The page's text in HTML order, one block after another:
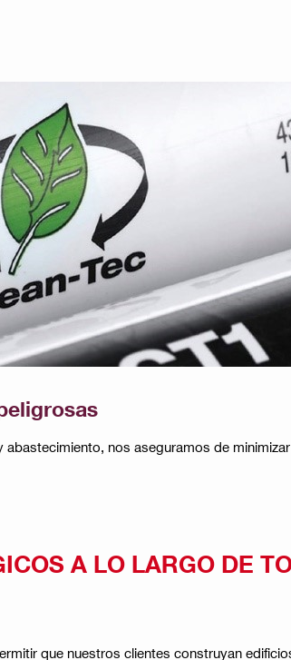
nos aseguramos de
A LO LARGO DE
que nuestros clientes construyan